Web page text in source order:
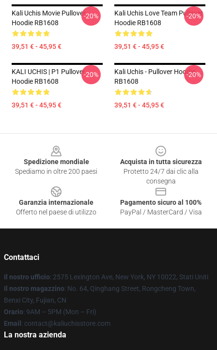
Kali Uchis Movie Pullover
Hoodie RB1608
39,51 € - 45,95 €
-20%
Kali Uchis Love Team Pullover
Hoodie RB1608
39,51 € - 45,95 €
-20%
KALI UCHIS | P1 Pullover
Hoodie RB1608
39,51 € - 45,95 €
-20%
Kali Uchis - Pullover Hoodie
RB1608
39,51 € - 45,95 €
-20%
Spedizione mondiale
Spediamo in oltre 200 paesi
Acquista in tutta sicurezza
Protetto 24/7 dai clic alla
consegna
Garanzia internazionale
Offerto nel paese di utilizzo
Pagamento sicuro al 100%
PayPal / MasterCard / Visa
Contattaci
Il nostro ufficio: 2575 Lexington Ave, New York, NY 10022, Stati Uniti
Il nostro magazzino: No. 64, Qinghang Street, Rongcheng Town,
Benxi City, Fujian, CN
Orario: 9AM – 5PM (Mon – Fri)
Email : contact@kaliuchisstore.com
La nostra azienda